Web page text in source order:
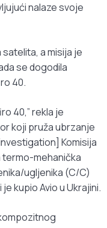
nalaze svoje
a misija je
se dogodila
40.
40,” rekla je
koji pruža ubrzanje
Komisija
termo-mehanička
ugljenika (C/C)
kupio Avio u Ukrajini.